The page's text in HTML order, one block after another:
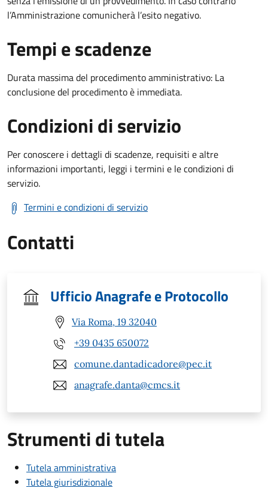
l’Amministrazione comunicherà l’esito negativo.
Tempi e scadenze
Durata massima del procedimento amministrativo: La
conclusione del procedimento è immediata.
Condizioni di servizio
Per conoscere i dettagli di scadenze, requisiti e altre
informazioni importanti, leggi i termini e le condizioni di
servizio.
Termini e condizioni di servizio
Contatti
Ufficio Anagrafe e Protocollo
Via Roma, 19 32040
+39 0435 650072
comune.dantadicadore@pec.it
anagrafe.danta@cmcs.it
Strumenti di tutela
Tutela amministrativa
Tutela giurisdizionale